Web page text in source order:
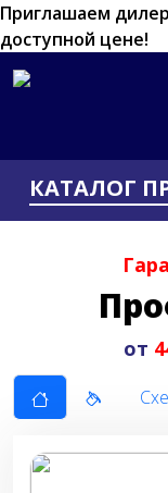
Приглашаем
доступной цене!
КАТАЛОГ
от